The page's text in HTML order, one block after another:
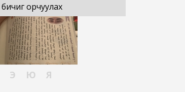
бичиг орчуулах
Э Ю Я